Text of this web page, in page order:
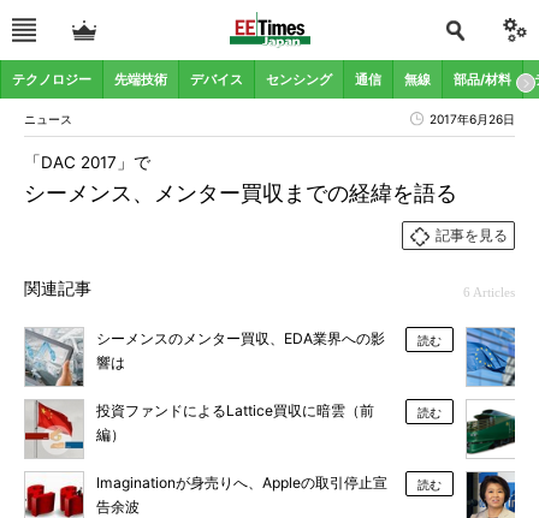
テクノロジー 先端技術 デバイス センシング 通信 無線 部品/材料
ニュース 2017年6月26日
シーメンス、メンター買収までの経緯を語る
「DAC 2017」で
記事を見る
関連記事 6 Articles
シーメンスのメンター買収、EDA業界への影
響は
読む
投資ファンドによるLattice買収に暗雲（前
編）
読む
Imaginationが身売りへ、Appleの取引停止宣
告余波
読む